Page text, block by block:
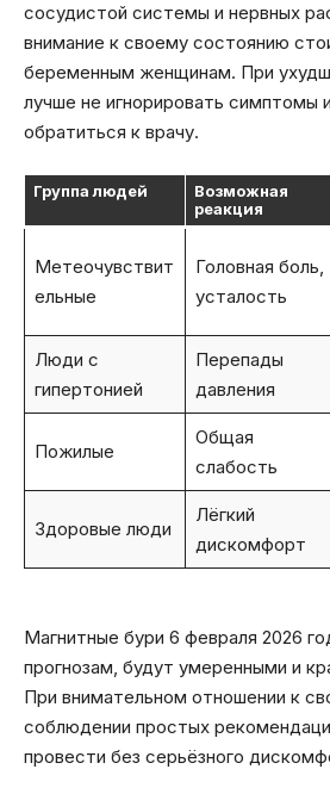
сосудистой системы и нервных
внимание к своему состоянию
беременным женщинам. При
лучше не игнорировать симптомы
обратиться к врачу.
Группа людей
Возможная
реакция
Метеочувствит
ельные
Головная боль,
усталость
Люди с
гипертонией
Перепады
давления
Пожилые
Общая
слабость
Здоровые люди
Лёгкий
дискомфорт
Магнитные бури 6 февраля 2026
прогнозам, будут умеренными и
При внимательном отношении к
соблюдении простых
провести без серьёзного